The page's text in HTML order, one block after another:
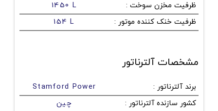
ظرفیت مخزن سوخت :
1450 L
ظرفیت خنک کننده موتور :
154 L
مشخصات آلترناتور
برند آلترناتور :
Stamford Power
کشور سازنده آلترناتور :
چین